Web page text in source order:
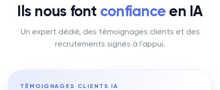
Ils nous font confiance en IA
Un expert dédié, des témoignages clients et des
recrutements signés à l'appui.
TÉMOIGNAGES CLIENTS IA